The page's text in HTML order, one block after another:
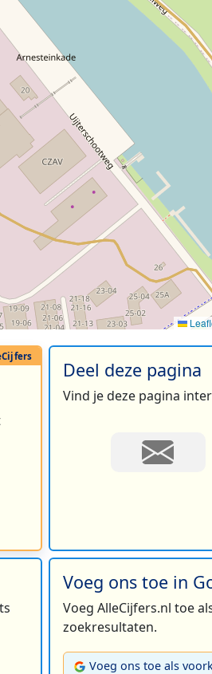
Deel deze pagina
Vind je deze pagina
Voeg ons toe in
Voeg AlleCijfers.nl toe
zoekresultaten.
Voeg ons toe als